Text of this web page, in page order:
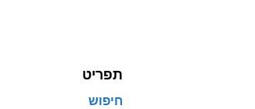
תפריט
חיפוש